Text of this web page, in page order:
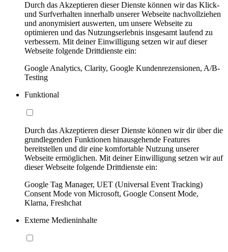
Durch das Akzeptieren dieser Dienste können wir das Klick-
und Surfverhalten innerhalb unserer Webseite nachvollziehen
und anonymisiert auswerten, um unsere Webseite zu
optimieren und das Nutzungserlebnis insgesamt laufend zu
verbessern. Mit deiner Einwilligung setzen wir auf dieser
Webseite folgende Drittdienste ein:
Google Analytics, Clarity, Google Kundenrezensionen, A/B-
Testing
Funktional
Durch das Akzeptieren dieser Dienste können wir dir über die
grundlegenden Funktionen hinausgehende Features
bereitstellen und dir eine komfortable Nutzung unserer
Webseite ermöglichen. Mit deiner Einwilligung setzen wir auf
dieser Webseite folgende Drittdienste ein:
Google Tag Manager, UET (Universal Event Tracking)
Consent Mode von Microsoft, Google Consent Mode,
Klarna, Freshchat
Externe Medieninhalte